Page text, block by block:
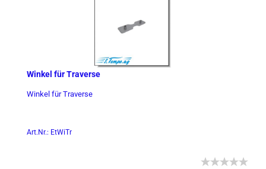
Win­kel für Tra­ver­se
Win­kel für Tra­ver­se
Art.Nr.: EtWiTr